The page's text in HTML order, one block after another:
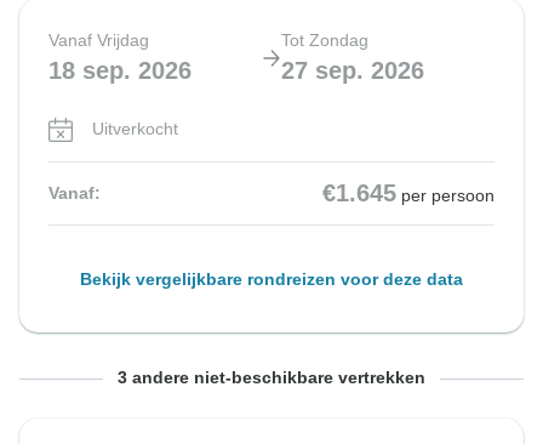
Vanaf Vrijdag
18 sep. 2026
Tot Zondag
27 sep. 2026
Uitverkocht
Vanaf: €1.645 per persoon
Bekijk vergelijkbare rondreizen voor deze data
Vanaf Vrijdag Tot Zondag
Vanaf Vrijdag Tot Zondag
Vanaf Vrijdag Tot Zondag
3 andere niet-beschikbare vertrekken